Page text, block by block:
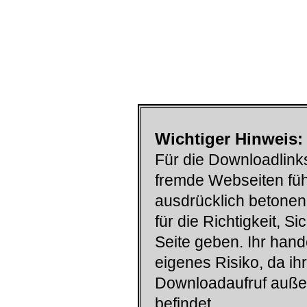
Wichtiger Hinweis:
Für die
fremde Webseiten
ausdrücklich
für die Richtigkeit,
Seite geben. Ihr
eigenes Risiko, da
Downloadaufruf